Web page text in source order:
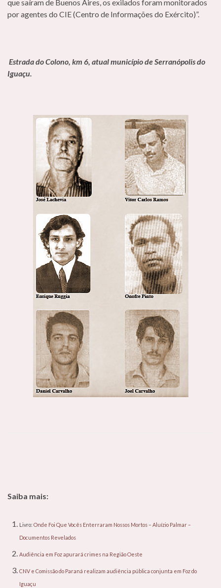
que saíram de Buenos Aires, os exilados foram monitorados
por agentes do CIE (Centro de Informações do Exército)”.
Estrada do Colono, km 6, atual município de Serranópolis do
Iguaçu.
Saiba mais:
Livro: Onde Foi Que Vocês Enterraram Nossos Mortos – Aluízio Palmar –
Documentos Revelados
Audiência em Foz apurará crimes na Região Oeste
CNV e Comissão do Paraná realizam audiência pública conjunta em Foz do
Iguaçu